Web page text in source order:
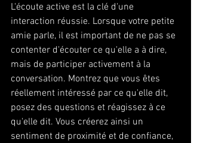
L'écoute active est la clé d'une
interaction réussie. Lorsque votre petite
amie parle, il est important de ne pas se
contenter d'écouter ce qu'elle a à dire,
mais de participer activement à la
conversation. Montrez que vous êtes
réellement intéressé par ce qu'elle dit,
posez des questions et réagissez à ce
qu'elle dit. Vous créerez ainsi un
sentiment de proximité et de confiance,